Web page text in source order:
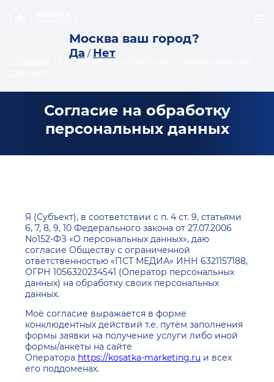
Москва ваш город?
Да / Нет
согласие на обработку персональных
Согласие на обработку
персональных данных
Я (Субъект), в соответствии с п. 4 ст. 9, статьями
6, 7, 8, 9, 10 Федерального закона от 27.07.2006
No152-ФЗ «О персональных данных», даю
согласие Обществу с ограниченной
ответственностью «ПСТ МЕДИА» ИНН 6321157188,
ОГРН 1056320234541 (Оператор персональных
данных) на обработку своих персональных
данных.
Моё согласие выражается в форме
конклюдентных действий т.е. путём заполнения
формы заявки на получение услуги либо иной
формы/анкеты на сайте
Оператора https://kosatka-marketing.ru и всех
его поддоменах.